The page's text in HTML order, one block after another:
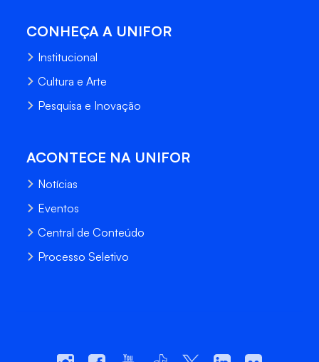
CONHEÇA A UNIFOR
Institucional
Cultura e Arte
Pesquisa e Inovação
ACONTECE NA UNIFOR
Notícias
Eventos
Central de Conteúdo
Processo Seletivo